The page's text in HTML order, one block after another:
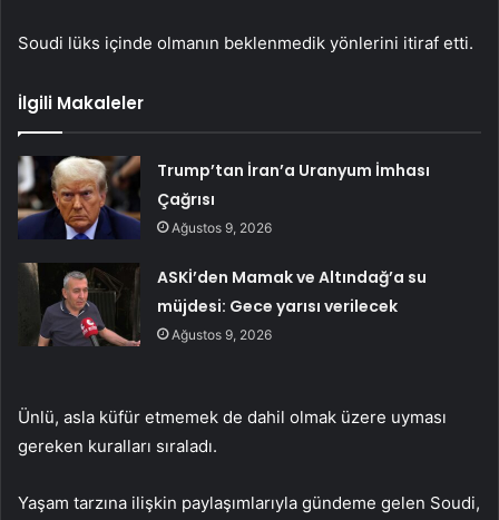
Soudi lüks içinde olmanın beklenmedik yönlerini itiraf etti.
İlgili Makaleler
Trump’tan İran’a Uranyum İmhası
Çağrısı
Ağustos 9, 2026
ASKİ’den Mamak ve Altındağ’a su
müjdesi: Gece yarısı verilecek
Ağustos 9, 2026
Ünlü, asla küfür etmemek de dahil olmak üzere uyması
gereken kuralları sıraladı.
Yaşam tarzına ilişkin paylaşımlarıyla gündeme gelen Soudi,